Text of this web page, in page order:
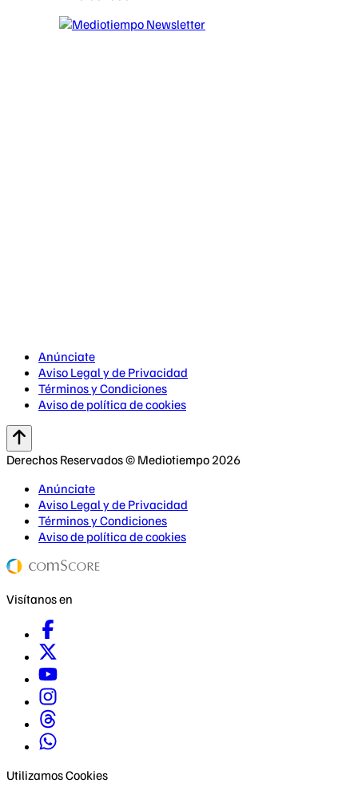
Anúnciate
Aviso Legal y de Privacidad
Términos y Condiciones
Aviso de política de cookies
Derechos Reservados © Mediotiempo 2026
Anúnciate
Aviso Legal y de Privacidad
Términos y Condiciones
Aviso de política de cookies
Visítanos en
Utilizamos Cookies